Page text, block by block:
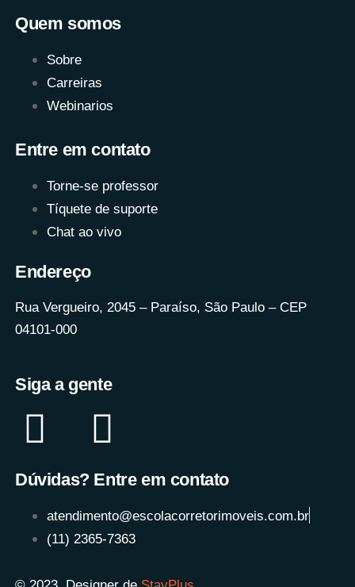
Quem somos
Sobre
Carreiras
Webinarios
Entre em contato
Torne-se professor
Tíquete de suporte
Chat ao vivo
Endereço
Rua Vergueiro, 2045 – Paraíso, São Paulo – CEP
04101-000
Dúvidas? Entre em contato
atendimento@escolacorretorimoveis.com.br
(11) 2365-7363
Siga a gente